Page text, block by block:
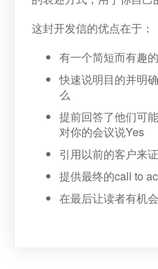
这封开发信的优点在于：
有一个简短而有趣
快速说明目的并明
么
提前回答了他们可
对你的会议说Yes
引用以前的客户来
提供最终的call to
在最后让读者有机